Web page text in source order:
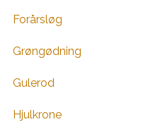
Forårsløg
Grøngødning
Gulerod
Hjulkrone